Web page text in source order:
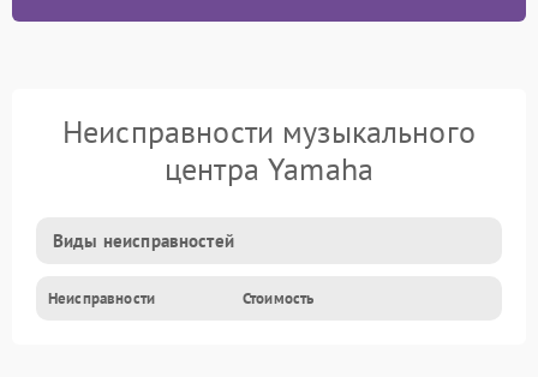
Неисправности музыкального
центра Yamaha
Виды неисправностей
Неисправности Стоимость